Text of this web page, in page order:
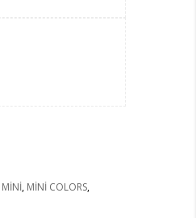
MİNİ, MİNİ COLORS,